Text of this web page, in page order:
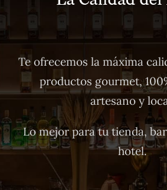
Te ofrecemos la máxima
productos gourmet,
artesano y
Lo mejor para tu tienda,
hotel.